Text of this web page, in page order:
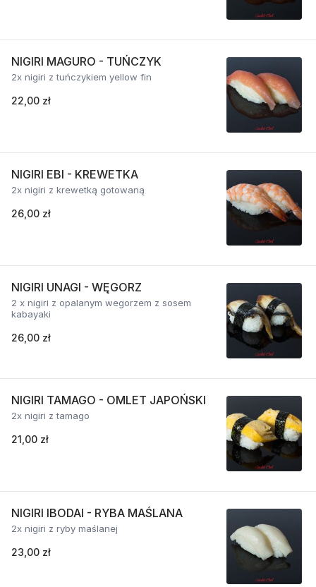
NIGIRI MAGURO - TUŃCZYK
2x nigiri z tuńczykiem yellow fin
22,00 zł
NIGIRI EBI - KREWETKA
2x nigiri z krewetką gotowaną
26,00 zł
NIGIRI UNAGI - WĘGORZ
2 x nigiri z opalanym wegorzem z sosem
kabayaki
26,00 zł
NIGIRI TAMAGO - OMLET JAPOŃSKI
2x nigiri z tamago
21,00 zł
NIGIRI IBODAI - RYBA MAŚLANA
2x nigiri z ryby maślanej
23,00 zł